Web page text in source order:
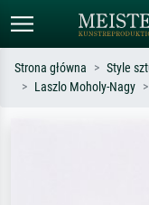
Strona główna Style
Laszlo Moholy-Nagy